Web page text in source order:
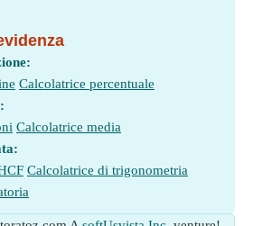
Calcolatrice percentuale
Calcolatrice media
Calcolatrice di trigonometria